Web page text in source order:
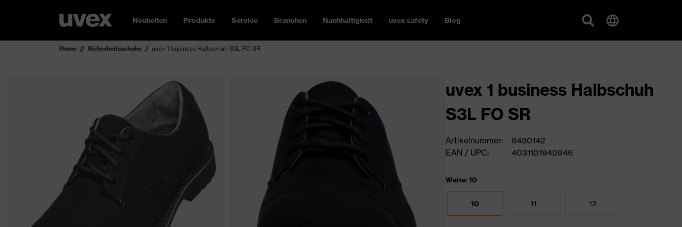
Neuheiten Produkte Service Branchen Nachhaltigkeit uvex safety Blog
Home Sicherheitsschuhe uvex 1 business Halbschuh S3L FO SR
uvex 1 business Halbschuh
S3L FO SR
Artikelnummer:
8430142
EAN / UPC:
4031101940946
Weite: 10
10 11 12